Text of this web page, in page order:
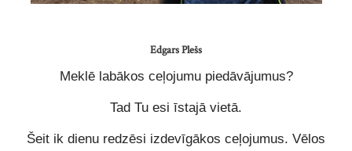
Edgars Plešs
Meklē labākos ceļojumu piedāvājumus?
Tad Tu esi īstajā vietā.
Šeit ik dienu redzēsi izdevīgākos ceļojumus. Vēlos